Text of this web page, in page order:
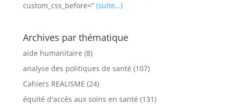
custom_css_before=” (suite…)
Archives par thématique
aide humanitaire (8)
analyse des politiques de santé (107)
Cahiers REALISME (24)
équité d'accès aux soins en santé (131)